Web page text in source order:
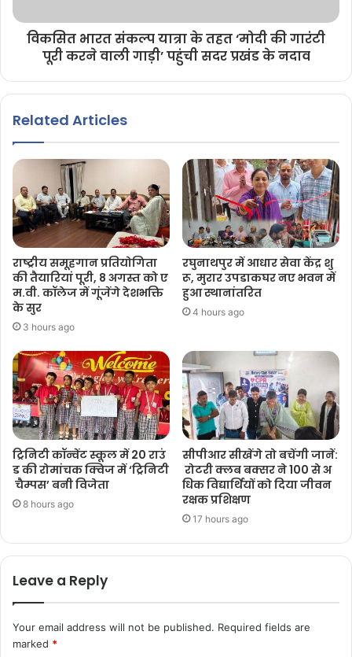
विकसित भारत संकल्प यात्रा के तहत ‘मोदी की गारंटी
पूरी करने वाली गाड़ी’ पहुंची सदर प्रखंड के नदाव
Related Articles
राष्ट्रीय समूहगान प्रतियोगिता
की तैयारियां पूरी, 8 अगस्त को ए
म.वी. कॉलेज में गूंजेंगे देशभक्ति
के सुर
3 hours ago
रघुनाथपुर में आधार सेवा केंद्र शु
रू, मुरार उपडाकघर नए भवन में
हुआ स्थानांतरित
4 hours ago
ट्रिनिटी कॉन्वेंट स्कूल में 20 राउं
ड की रोमांचक क्विज में ‘ट्रिनिटी
चैम्पस’ बनी विजेता
8 hours ago
सीपीआर सीखेंगे तो बचेंगी जानें:
रोटरी क्लब बक्सर ने 100 से अ
धिक विद्यार्थियों को दिया जीवन
रक्षक प्रशिक्षण
17 hours ago
Leave a Reply
Your email address will not be published. Required fields are
marked *